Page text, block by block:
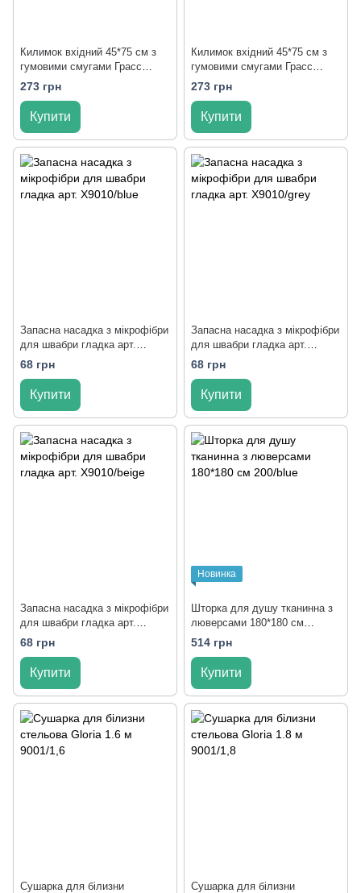
Килимок вхідний 45*75 см з
гумовими смугами Грасс
2803/green
273 грн
Купити
Килимок вхідний 45*75 см з
гумовими смугами Грасс
2803/brown
273 грн
Купити
Запасна насадка з мікрофібри
для швабри гладка арт.
X9010/blue
68 грн
Купити
Запасна насадка з мікрофібри
для швабри гладка арт.
X9010/grey
68 грн
Купити
Запасна насадка з мікрофібри
для швабри гладка арт.
X9010/beige
68 грн
Купити
Новинка
Шторка для душу тканинна з
люверсами 180*180 см
200/blue
514 грн
Купити
Сушарка для білизни
Сушарка для білизни